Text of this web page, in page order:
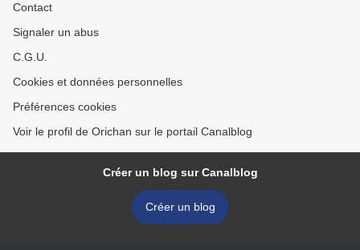
Contact
Signaler un abus
C.G.U.
Cookies et données personnelles
Préférences cookies
Voir le profil de Orichan sur le portail Canalblog
Créer un blog sur Canalblog
Créer un blog